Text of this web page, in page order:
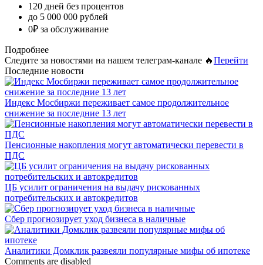
120 дней без процентов
до 5 000 000 рублей
0₽ за обслуживание
Подробнее
Следите за новостями на нашем телеграм-канале 🔥Перейти
Последние новости
Индекс Мосбиржи переживает самое продолжительное
снижение за последние 13 лет
Пенсионные накопления могут автоматически перевести в
ПДС
ЦБ усилит ограничения на выдачу рискованных
потребительских и автокредитов
Сбер прогнозирует уход бизнеса в наличные
Аналитики Домклик развеяли популярные мифы об ипотеке
Comments are disabled